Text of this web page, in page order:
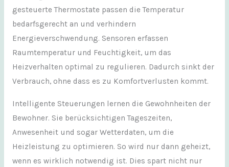
gesteuerte Thermostate passen die Temperatur
bedarfsgerecht an und verhindern
Energieverschwendung. Sensoren erfassen
Raumtemperatur und Feuchtigkeit, um das
Heizverhalten optimal zu regulieren. Dadurch sinkt der
Verbrauch, ohne dass es zu Komfortverlusten kommt.
Intelligente Steuerungen lernen die Gewohnheiten der
Bewohner. Sie berücksichtigen Tageszeiten,
Anwesenheit und sogar Wetterdaten, um die
Heizleistung zu optimieren. So wird nur dann geheizt,
wenn es wirklich notwendig ist. Dies spart nicht nur